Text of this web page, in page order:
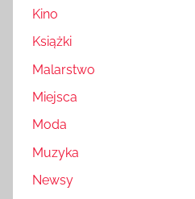
Kino
Książki
Malarstwo
Miejsca
Moda
Muzyka
Newsy